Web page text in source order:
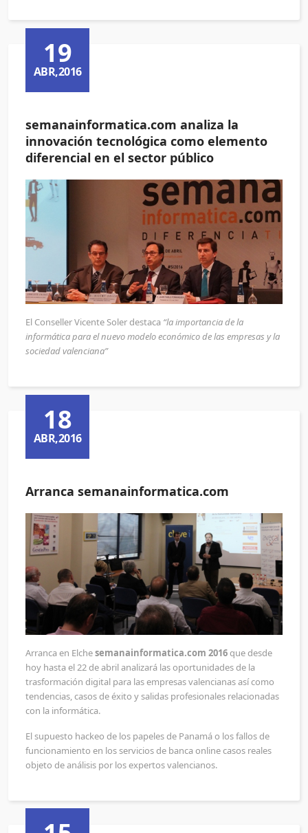
19
ABR,2016
semanainformatica.com analiza la
innovación tecnológica como elemento
diferencial en el sector público
El Conseller Vicente Soler destaca “la importancia de la
informática para el nuevo modelo económico de las empresas y la
sociedad valenciana”
18
ABR,2016
Arranca semanainformatica.com
Arranca en Elchesemanainformatica.com 2016que desde
hoy hasta el 22 de abril analizará las oportunidades de la
trasformación digital para las empresas valencianas así como
tendencias, casos de éxito y salidas profesionales relacionadas
con la informática.
El supuesto hackeo de los papeles de Panamá o los fallos de
funcionamiento en los servicios de banca online casos reales
objeto de análisis por los expertos valencianos.